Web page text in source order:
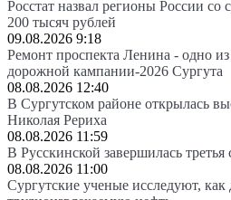
Росстат назвал регионы России со
200 тысяч рублей
09.08.2026 9:18
Ремонт проспекта Ленина - одно
дорожной кампании-2026 Сургута
08.08.2026 12:40
В Сургутском районе открылась
Николая Рериха
08.08.2026 11:59
В Русскинской завершилась
08.08.2026 11:00
Сургутские ученые исследуют, как